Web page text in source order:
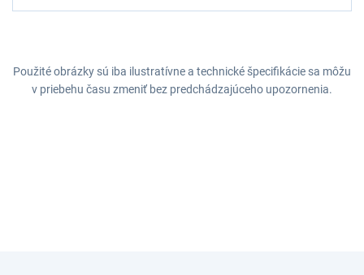
Použité obrázky sú iba ilustratívne a technické špecifikácie sa môžu
v priebehu času zmeniť bez predchádzajúceho upozornenia.